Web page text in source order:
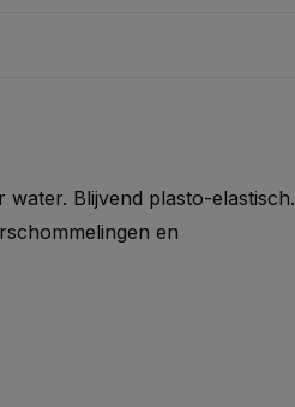
Blijvend plasto-elastisch.
en